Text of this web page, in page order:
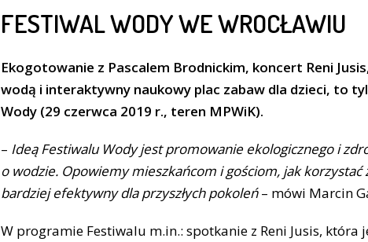
FESTIWAL WODY WE WROCŁAWIU
Ekogotowanie z Pascalem Brodnickim, koncert Reni
wodą i interaktywny naukowy plac zabaw dla dzieci, to
Wody (29 czerwca 2019 r., teren MPWiK).
– Ideą Festiwalu Wody jest promowanie ekologicznego i
o wodzie. Opowiemy mieszkańcom i gościom, jak
bardziej efektywny dla przyszłych pokoleń– mówi Marcin
W programie Festiwalu m.in.: spotkanie z Reni Jusis,